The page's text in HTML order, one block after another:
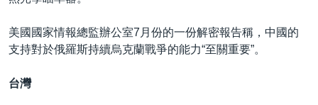
美國國家情報總監辦公室7月份的一份解密報告稱，中國的
支持對於俄羅斯持續烏克蘭戰爭的能力“至關重要”。
台灣